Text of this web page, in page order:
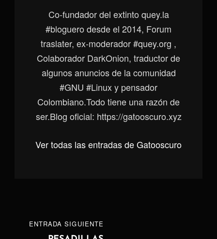
Co-fundador del extinto quey.la
#bloguero desde el 2014, Forum
traslater, ex-moderador #quey.org ,
Colaborador DarkOnion, traductor de
algunos anuncios de la comunidad
#GNU #Linux y pensador
Colombiano.Todo tiene una razón de
ser.Blog oficial: https://gatooscuro.xyz
Ver todas las entradas de Gatooscuro
Navegación
ENTRADA
ENTRADA SIGUIENTE